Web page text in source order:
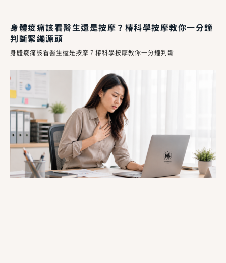
身體痠痛該看醫生還是按摩？椿科學按摩教你一分鐘
判斷緊繃源頭
身體痠痛該看醫生還是按摩？椿科學按摩教你一分鐘判斷